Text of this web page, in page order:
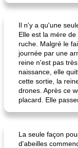
pois chiches rôtis aux
Il n'y a qu'une
Elle est la mère
ruche. Malgré le
journée par une
reine n'est pas
naissance, elle
cette sortie, la
drones. Après ce
placard. Elle
La seule façon
d'abeilles